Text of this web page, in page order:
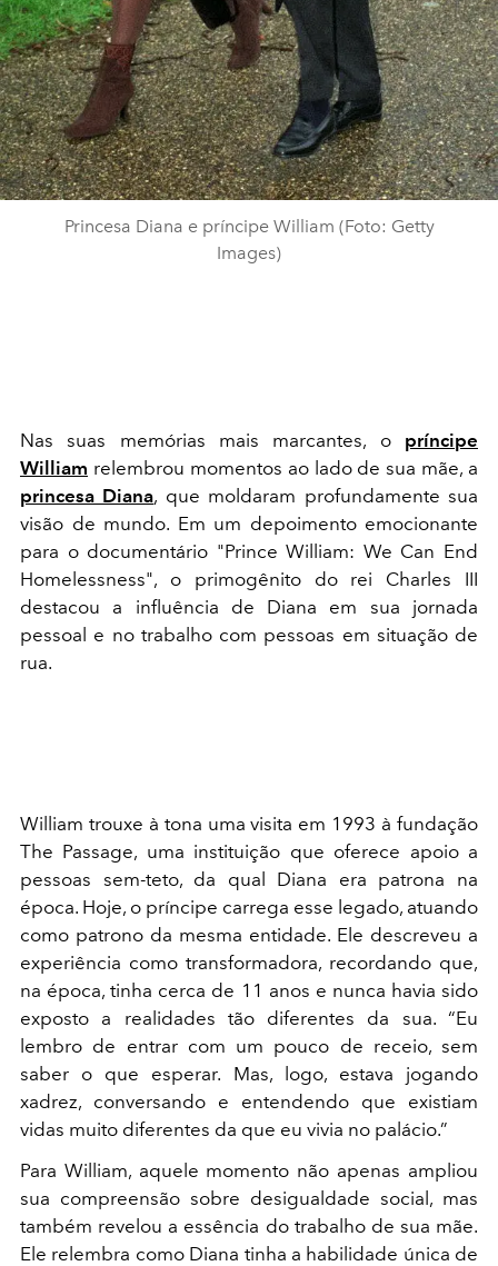
Princesa Diana e príncipe William (Foto: Getty
Images)
Nas suas memórias mais marcantes, o príncipe
William relembrou momentos ao lado de sua mãe, a
princesa Diana, que moldaram profundamente sua
visão de mundo. Em um depoimento emocionante
para o documentário "Prince William: We Can End
Homelessness", o primogênito do rei Charles III
destacou a influência de Diana em sua jornada
pessoal e no trabalho com pessoas em situação de
rua.
William trouxe à tona uma visita em 1993 à fundação
The Passage, uma instituição que oferece apoio a
pessoas sem-teto, da qual Diana era patrona na
época. Hoje, o príncipe carrega esse legado, atuando
como patrono da mesma entidade. Ele descreveu a
experiência como transformadora, recordando que,
na época, tinha cerca de 11 anos e nunca havia sido
exposto a realidades tão diferentes da sua. “Eu
lembro de entrar com um pouco de receio, sem
saber o que esperar. Mas, logo, estava jogando
xadrez, conversando e entendendo que existiam
vidas muito diferentes da que eu vivia no palácio.”
Para William, aquele momento não apenas ampliou
sua compreensão sobre desigualdade social, mas
também revelou a essência do trabalho de sua mãe.
Ele relembra como Diana tinha a habilidade única de